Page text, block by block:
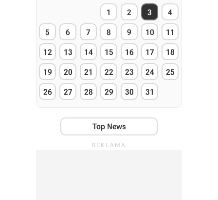
1 2 3 4
5 6 7 8 9 10 11
12 13 14 15 16 17 18
19 20 21 22 23 24 25
26 27 28 29 30 31
Top News